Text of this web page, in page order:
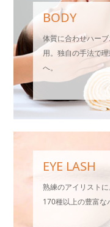
BODY
体質に合わせハー
用。独自の手法で
へ。
EYE LASH
熟練のアイリスト
170種以上の豊富な